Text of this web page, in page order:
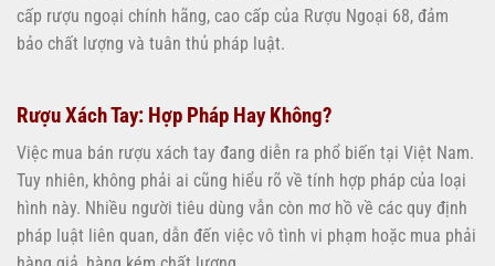
cấp rượu ngoại chính hãng, cao cấp của Rượu Ngoại 68, đảm
bảo chất lượng và tuân thủ pháp luật.
Rượu Xách Tay: Hợp Pháp Hay Không?
Việc mua bán rượu xách tay đang diễn ra phổ biến tại Việt Nam.
Tuy nhiên, không phải ai cũng hiểu rõ về tính hợp pháp của loại
hình này. Nhiều người tiêu dùng vẫn còn mơ hồ về các quy định
pháp luật liên quan, dẫn đến việc vô tình vi phạm hoặc mua phải